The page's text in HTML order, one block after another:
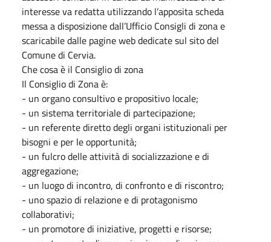
interesse va redatta utilizzando l’apposita scheda
messa a disposizione dall’Ufficio Consigli di zona e
scaricabile dalle pagine web dedicate sul sito del
Comune di Cervia.
Che cosa è il Consiglio di zona
Il Consiglio di Zona è:
- un organo consultivo e propositivo locale;
- un sistema territoriale di partecipazione;
- un referente diretto degli organi istituzionali per
bisogni e per le opportunità;
- un fulcro delle attività di socializzazione e di
aggregazione;
- un luogo di incontro, di confronto e di riscontro;
- uno spazio di relazione e di protagonismo
collaborativi;
- un promotore di iniziative, progetti e risorse;